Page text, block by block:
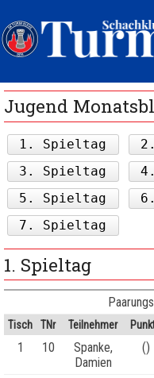
Jugend
1. Spieltag
3. Spieltag
5. Spieltag
7. Spieltag
1. Spieltag
Tisch TNr Teilnehmer
1 10
Spanke,
Damien
()